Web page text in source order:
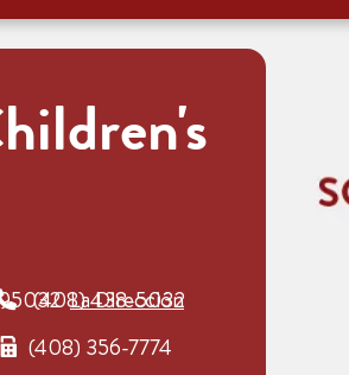
95032La Dirección
(408) 438-5032
(408) 356-7774